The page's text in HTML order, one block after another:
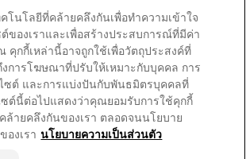
กต-ปาล์มโอลีฟ สงวนลิขสิทธิ์
โนโลยีที่คล้ายคลึงกันเพื่อทำความเข้าใจ
ของเราและเพื่อสร้างประสบการณ์ที่มีค่า
กกี้เหล่านี้อาจถูกใช้เพื่อวัตถุประสงค์ที่
การโฆษณาที่ปรับให้เหมาะกับบุคคล การ
ซต์ และการแบ่งปันกับพันธมิตรบุคคลที่
ต์นี้ต่อไปแสดงว่าคุณยอมรับการใช้คุกกี้
ล้ายคลึงกันของเรา ตลอดจนนโยบาย
องเรา นโยบายความเป็นส่วนตัว